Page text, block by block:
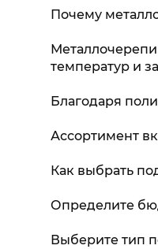
Почему
температур и
Благодаря
Ассортимент
Как выбрать
Определите
Выберите тип